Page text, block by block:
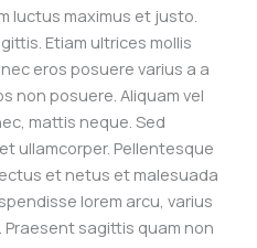
luctus maximus et justo.
Etiam ultrices mollis
eros posuere varius a a
non posuere. Aliquam vel
mattis neque. Sed
ullamcorper. Pellentesque
et netus et malesuada
lorem arcu, varius
Praesent sagittis quam non